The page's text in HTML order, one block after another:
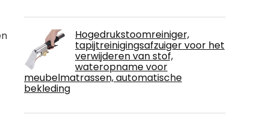
Hogedrukstoomreiniger,
tapijtreinigingsafzuiger voor het
verwijderen van stof,
wateropname voor
meubelmatrassen, automatische
bekleding